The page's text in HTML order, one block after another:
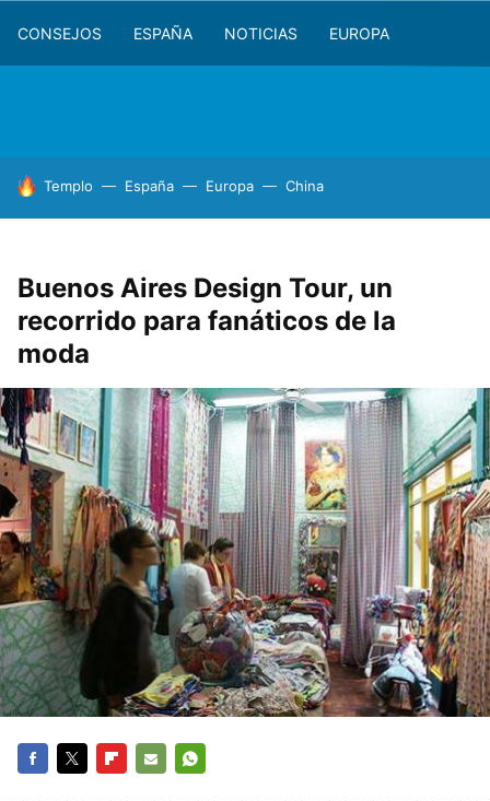
CONSEJOS ESPAÑA NOTICIAS EUROPA
HOY SE HABLA DE
Templo España Europa China
Buenos Aires Design Tour, un
recorrido para fanáticos de la
moda